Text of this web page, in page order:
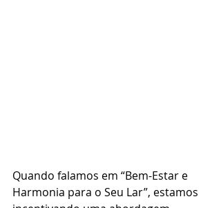
Quando falamos em “Bem-Estar e
Harmonia para o Seu Lar”, estamos